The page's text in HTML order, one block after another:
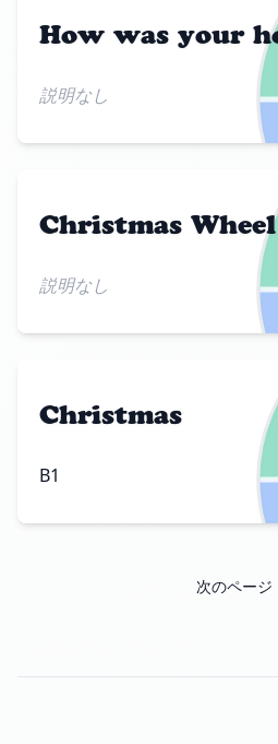
How was your
説明なし
Christmas Wheel
説明なし
Christmas
B1
次のペー